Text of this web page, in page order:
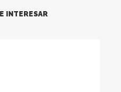
INTERESAR